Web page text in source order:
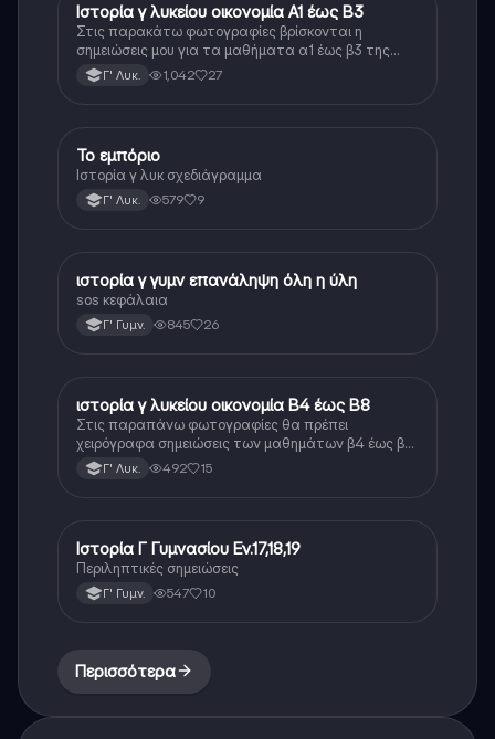
Ιστορία
Ιστορία γ λυκείου οικονομία Α1 έως Β3
Στις παρακάτω φωτογραφίες βρίσκονται η
σημειώσεις μου για τα μαθήματα α1 έως β3 της
οικονομίας της ιστορίας κατεύθυνσης γ λυκείου οι
σημειώσεις αυτές είναι βασισμένες στον τρόπο που
Γ' Λυκ. 1,042 27
Ιστορία
Το εμπόριο
Ιστορία γ λυκ σχεδιάγραμμα
Γ' Λυκ. 579 9
Ιστορία
ιστορία γ γυμν επανάληψη όλη η ύλη
sos κεφάλαια
Γ' Γυμν. 845 26
Ιστορία
ιστορία γ λυκείου οικονομία Β4 έως Β8
Στις παραπάνω φωτογραφίες θα πρέπει
χειρόγραφα σημειώσεις των μαθημάτων β4 έως β8
της οικονομίας της ιστορίας γ λυκείου οι σημειώσεις
αυτές είναι ίδιες ή αρκετά κοντά στο πρωτότυπο
Γ' Λυκ. 492 15
Ιστορία
Ιστορία Γ Γυμνασίου Εν.17,18,19
Περιληπτικές σημειώσεις
Γ' Γυμν. 547 10
Περισσότερα